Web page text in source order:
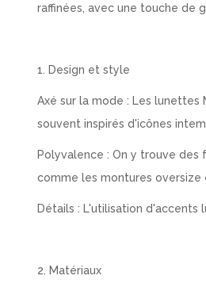
raffinées, avec une touche de
1. Design et style
Axé sur la mode : Les
souvent inspirés d'icônes
Polyvalence : On y trouve des
comme les montures
Détails : L'utilisation d'accents
2. Matériaux